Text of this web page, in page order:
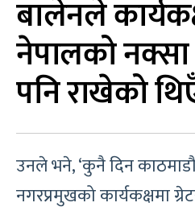
बालेनले
नेपालको
पनि राखेको
उनले भने, ‘कुनै दिन
नगरप्रमुखको कार्यकक्षमा